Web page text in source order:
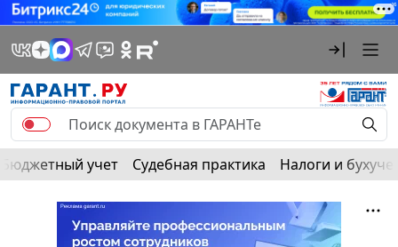
Бюджетный учет Судебная практика Налоги и